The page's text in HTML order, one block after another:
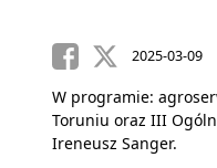
2025-03-09
W programie:
Toruniu oraz III
Ireneusz Sanger.